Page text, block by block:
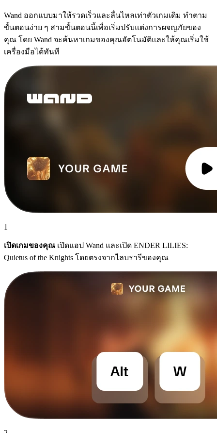
Wand ออกแบบมาให้รวดเร็วและลื่นไหลเท่าตัวเกมเดิม ทำตาม
ขั้นตอนง่าย ๆ สามขั้นตอนนี้เพื่อเริ่มปรับแต่งการผจญภัยของ
คุณ โดย Wand จะค้นหาเกมของคุณอัตโนมัติและให้คุณเริ่มใช้
เครื่องมือได้ทันที
1
เปิดเกมของคุณ เปิดแอป Wand และเปิด ENDER LILIES:
Quietus of the Knights โดยตรงจากไลบรารีของคุณ